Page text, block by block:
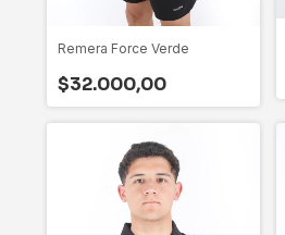
Remera Force Verde
$32.000,00